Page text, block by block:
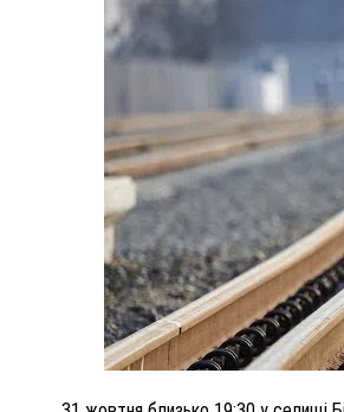
ПОЛІЦІЯ ПОЛТАВЩИНИ
ЛЮДМИЛУ ТИМЧЕНКО
26 листопада 2025 0